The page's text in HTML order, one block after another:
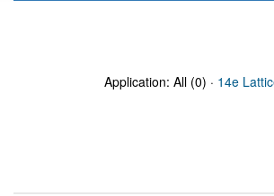
Application: All (0) · 14e